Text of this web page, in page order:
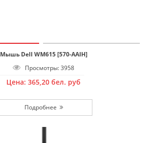
Мышь Dell WM615 [570-AAIH]
Просмотры: 3958
Цена: 365,20 бел. руб